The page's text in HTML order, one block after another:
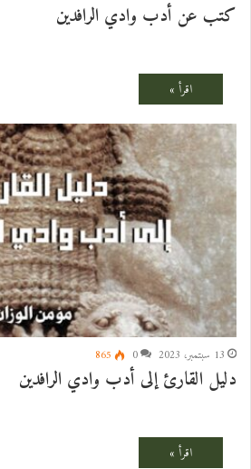
كتب عن أدب وادي الرافدين
13 سبتمبر، 2023 0
865
دليل القارئ إلى أدب وادي الرافدين